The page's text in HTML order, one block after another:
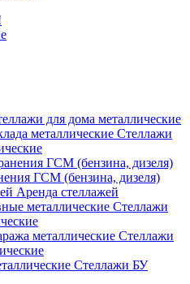
для дома металлические
Стеллажи
ГСМ (бензина, дизеля)
Аренда стеллажей
Стеллажи
Стеллажи
Стеллажи БУ